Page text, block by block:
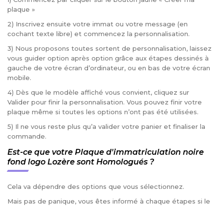
plaque »
2) Inscrivez ensuite votre immat ou votre message (en
cochant texte libre) et commencez la personnalisation.
3) Nous proposons toutes sortent de personnalisation, laissez
vous guider option après option grâce aux étapes dessinés à
gauche de votre écran d’ordinateur, ou en bas de votre écran
mobile.
4) Dès que le modèle affiché vous convient, cliquez sur
Valider pour finir la personnalisation. Vous pouvez finir votre
plaque même si toutes les options n’ont pas été utilisées.
5) Il ne vous reste plus qu’a valider votre panier et finaliser la
commande.
Est-ce que votre Plaque d'immatriculation noire
fond logo Lozère sont Homologués ?
Cela va dépendre des options que vous sélectionnez.
Mais pas de panique, vous êtes informé à chaque étapes si le